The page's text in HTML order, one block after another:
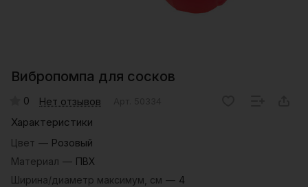
Вибропомпа для сосков
0 Нет отзывов
Характеристики
Цвет — Розовый
Материал — ПВХ
Ширина/диаметр максимум, см — 4